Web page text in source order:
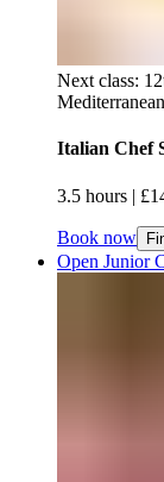
Next class:
Mediterranean
Italian Chef Skills​​​​‌
3.5 hours​​​​‌ ‍ ​‍​‍‌‍ ‌ ​‍‌‍‍‌‌‍‌ ‌‍‍‌‌‍ ‍​‍​‍​ ‍‍​‍​‍‌ ​ ‌‍​‌‌‍ ‍‌‍‍‌‌ ‌​‌ ‍‌​‍ ‍‌‍‍‌‌‍ ​‍​‍​‍ ​​‍​‍‌‍‍​‌ ​‍‌‍‌‌‌‍‌‍​‍​‍​ ‍‍​‍​‍‌‍‍​‌ ‌​‌ ‌​‌ ​​‌ ​ ​ ‍‍​‍ ​‍ ‌‍ ​​‍ ‌‌‍​‌‌‍ ‍‌‍‌​​‍ ‌‌ ​‍​‍ ‌‌‍‍​‌‍ ‌ ‌​‌‍‌‌‌‍ ​‌ ​ ​‍ ‌‌ ​ ‌ ‌​‌ ‌‌‌‍‌​‌‍‍‌‌‍ ​‍ ‍‌ ‌‍‌‍‌‌‌ ​‍‌‍​ ‌‍‌‌‌‍ ​​‍ ‍‌‍​‌‌ ​​‌ ​​​‍ ‌‍‍‌‌‍ ‍‌ ‌​‌‍‌‌‌‍ ‍‌ ‌​​‍ ‌‍‌‌‌‍‌​‌‍‍‌‌ ‌​​‍ ‌‍ ‌‌‍ ‌‍‌​‌‍‌‌​ ‌‌ ​​‌ ​‍‌‍‌‌‌ ​ ‌‍‌‌‌‍ ‍‌ ‌​‌‍​‌‌ ‌​‌‍‍‌‌‍ ‌‍ ‍​ ‍ ‌‍‍‌‌‍‌​​ ‌‌‍‌‌​ ‍‌‌‍‌‌​ ‌ ‌‍​‍​ ‍‌​ ​‍​ ​‌​‍ ‌​ ​‌​ ‍​​ ​​​ ‍​​‍ ‌​ ‌​​ ​ ‌‍​ ​ ​‌​‍ ‌‌‍​‍‌‍​ ‌‍​‍‌‍‌‌​‍ ‌‌‍​ ‌‍​‌​ ‌ ​ ‍‌​ ​​‌‍‌‍‌‍‌‍​ ​‌​ ​​‌‍​ ​ ‍‌‌‍‌‌​ ‍ ‌ ‌​‌ ‍‌‌ ​​‌‍‌‌​ ‌‌‍‍​‌‍ ‌ ‌​‌‍‌‌‌‍ ​‌​​ ‌‍ ​‌‍​‌‌ ​ ‌ ​ ​ ‍ ‌ ​​‌‍​‌‌ ‌​‌‍‍​​ ‌‌ ‌​‌‍‍‌‌‍ ‌‌‍‌‌​ ‌‍​‍‌‍​‌‌ ​ ‌‍‌‌‌‌‌‌‌ ​‍‌‍ ​​ ‌‌‍‍​‌ ‌​‌ ‌​‌ ​​‌ ​ ​‍‌‌​ ​ ‌​​‌​‍‌‌​ ​‍‌​‌‍​‍‌‌​ ​‍‌​‌‍‌‍ ​​‍ ‌‌‍​‌‌‍ ‍‌‍‌​​‍ ‌‌ ​‍​‍ ‌‌‍‍​‌‍ ‌ ‌​‌‍‌‌‌‍ ​‌ ​ ​‍ ‌‌ ​ ‌ ‌​‌ ‌‌‌‍‌​‌‍‍‌‌‍ ​‍ ‍‌ ‌‍‌‍‌‌‌ ​‍‌‍​ ‌‍‌‌‌‍ ​​‍ ‍‌‍​‌‌ ​​‌ ​​​‍‌‍‌‍‍‌‌‍‌​​ ‌‌‍‌‌​ ‍‌‌‍‌‌​ ‌ ‌‍​‍​ ‍‌​ ​‍​ ​‌​‍ ‌​ ​‌​ ‍​​ ​​​ ‍​​‍ ‌​ ‌​​ ​ ‌‍​ ​ ​‌​‍ ‌‌‍​‍‌‍​ ‌‍​‍‌‍‌‌​‍ ‌‌‍​ ‌‍​‌​ ‌ ​ ‍‌​ ​​‌‍‌‍‌‍‌‍​ ​‌​ ​​‌‍​ ​ ‍‌‌‍‌‌​‍‌‍‌ ‌​‌ ‍‌‌ ​​‌‍‌‌​ ‌‌‍‍​‌‍ ‌ ‌​‌‍‌‌‌‍ ​‌​​ ‌‍ ​‌‍​‌‌ ​ ‌ ​ ​‍‌‍‌ ​​‌‍​‌‌ ‌​‌‍‍​​ ‌‌ ‌​‌‍‍‌‌‍ ‌‌‍‌‌​‍‌‍‌ ​​‌‍‌‌‌ ​‍‌ ​ ‌ ​​‌‍‌‌‌‍​ ‌ ‌​‌‍‍‌‌ ‌‍‌‍‌‌​ ‌‌ ​​‌ ‌‌‌‍​‍‌‍ ​‌‍‍‌‌ ​ ‌‍‍​‌‍‌‌‌‍‌​​‍​‍‌ ‌ | £140​​​​‌
Book now
Open Junior Chef